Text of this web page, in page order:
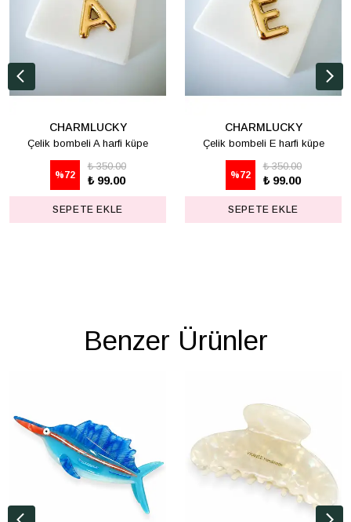
CHARMLUCKY
Çelik bombeli A harfi küpe
%72
₺ 350.00
₺ 99.00
SEPETE EKLE
CHARMLUCKY
Çelik bombeli E harfi küpe
%72
₺ 350.00
₺ 99.00
SEPETE EKLE
Benzer Ürünler